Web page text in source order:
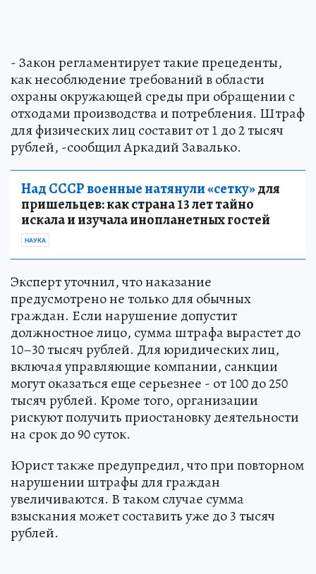
- Закон регламентирует такие прецеденты,
как несоблюдение требований в области
охраны окружающей среды при обращении с
отходами производства и потребления. Штраф
для физических лиц составит от 1 до 2 тысяч
рублей, -сообщил Аркадий Завалько.
Над СССР военные натянули «сетку»для
пришельцев: как страна 13 лет тайно
искала и изучала инопланетных гостей
НАУКА
Эксперт уточнил, что наказание
предусмотрено не только для обычных
граждан. Если нарушение допустит
должностное лицо, сумма штрафа вырастет до
10–30 тысяч рублей. Для юридических лиц,
включая управляющие компании, санкции
могут оказаться еще серьезнее - от 100 до 250
тысяч рублей. Кроме того, организации
рискуют получить приостановку деятельности
на срок до 90 суток.
Юрист также предупредил, что при повторном
нарушении штрафы для граждан
увеличиваются. В таком случае сумма
взыскания может составить уже до 3 тысяч
рублей.